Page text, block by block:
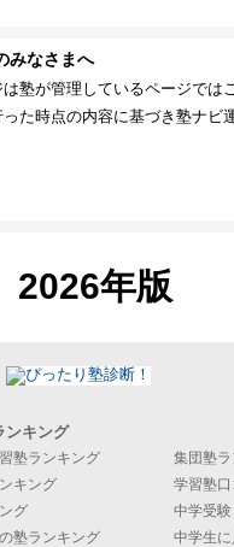
みなさまへ
塾が管理しているページでは
た時点の内容に基づき塾ナビ
2026年版
ンキング
塾ランキング
集団塾
キング
学習塾
グ
中学受
塾ランキング
中学生